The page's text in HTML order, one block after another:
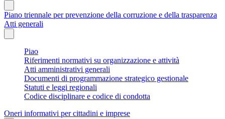
Piano triennale per prevenzione della corruzione e della trasparenza
Atti generali
Piao
Riferimenti normativi su organizzazione e attività
Atti amministrativi generali
Documenti di programmazione strategico gestionale
Statuti e leggi regionali
Codice disciplinare e codice di condotta
Oneri informativi per cittadini e imprese